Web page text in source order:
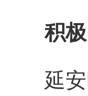
积
延